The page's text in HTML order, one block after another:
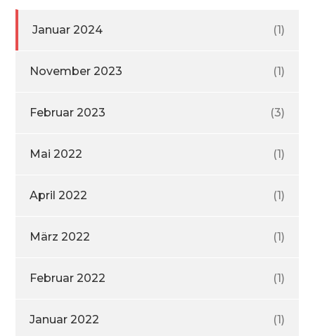
Januar 2024 (1)
November 2023 (1)
Februar 2023 (3)
Mai 2022 (1)
April 2022 (1)
März 2022 (1)
Februar 2022 (1)
Januar 2022 (1)